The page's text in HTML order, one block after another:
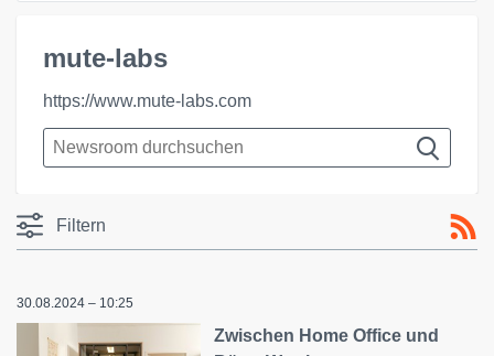
mute-labs
https://www.mute-labs.com
Filtern
30.08.2024 – 10:25
Zwischen Home Office und